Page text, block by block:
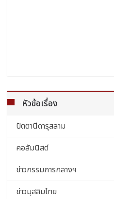
หัวข้อเรื่อง
ปัตตานีดารุสลาม
คอลัมนิสต์
ข่าวกรรมการกลางฯ
ข่าวมุสลิมไทย